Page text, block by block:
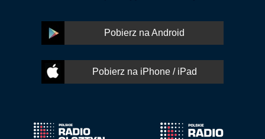
Pobierz na Android
Pobierz na iPhone / iPad